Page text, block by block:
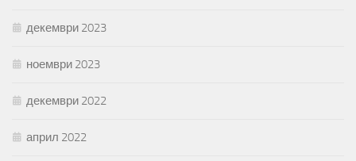
декември 2023
ноември 2023
декември 2022
април 2022